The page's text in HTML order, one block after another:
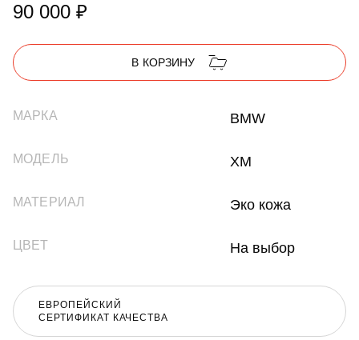
90 000 ₽
В КОРЗИНУ
МАРКА BMW
МОДЕЛЬ XM
МАТЕРИАЛ Эко кожа
ЦВЕТ На выбор
ЕВРОПЕЙСКИЙ
СЕРТИФИКАТ КАЧЕСТВА